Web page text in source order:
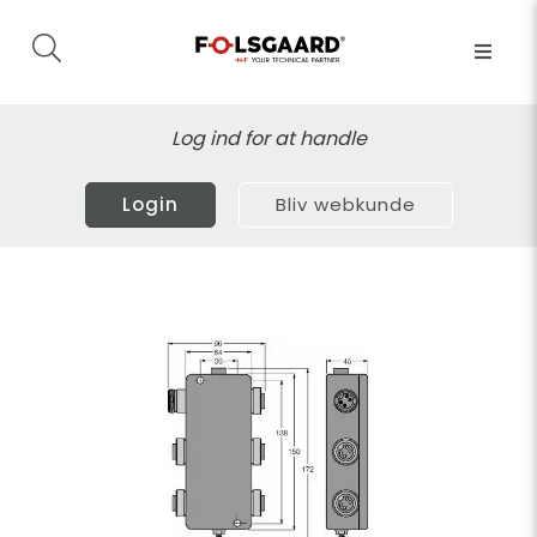
Log ind for at handle
Login Bliv webkunde